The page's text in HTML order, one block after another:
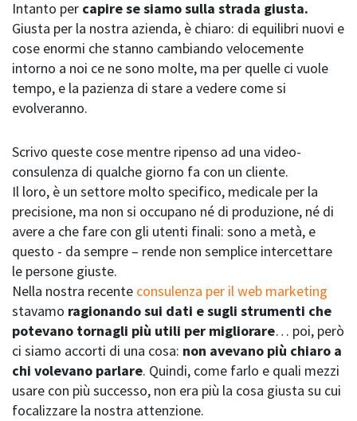
Intanto per capire se siamo sulla strada giusta.
Giusta per la nostra azienda, è chiaro: di equilibri nuovi e
cose enormi che stanno cambiando velocemente
intorno a noi ce ne sono molte, ma per quelle ci vuole
tempo, e la pazienza di stare a vedere come si
evolveranno.
Scrivo queste cose mentre ripenso ad una video-
consulenza di qualche giorno fa con un cliente.
Il loro, è un settore molto specifico, medicale per la
precisione, ma non si occupano né di produzione, né di
avere a che fare con gli utenti finali: sono a metà, e
questo - da sempre – rende non semplice intercettare
le persone giuste.
Nella nostra recente consulenza per il web marketing
stavamo ragionando sui dati e sugli strumenti che
potevano tornagli più utili per migliorare… poi, però
ci siamo accorti di una cosa: non avevano più chiaro a
chi volevano parlare. Quindi, come farlo e quali mezzi
usare con più successo, non era più la cosa giusta su cui
focalizzare la nostra attenzione.